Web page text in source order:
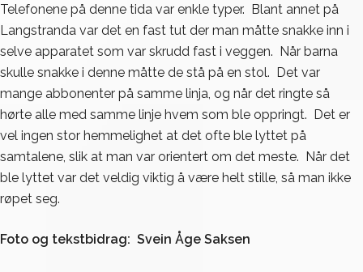
Telefonene på denne tida var enkle typer. Blant annet på
Langstranda var det en fast tut der man måtte snakke inn i
selve apparatet som var skrudd fast i veggen. Når barna
skulle snakke i denne måtte de stå på en stol. Det var
mange abbonenter på samme linja, og når det ringte så
hørte alle med samme linje hvem som ble oppringt. Det er
vel ingen stor hemmelighet at det ofte ble lyttet på
samtalene, slik at man var orientert om det meste. Når det
ble lyttet var det veldig viktig å være helt stille, så man ikke
røpet seg.
Foto og tekstbidrag: Svein Åge Saksen